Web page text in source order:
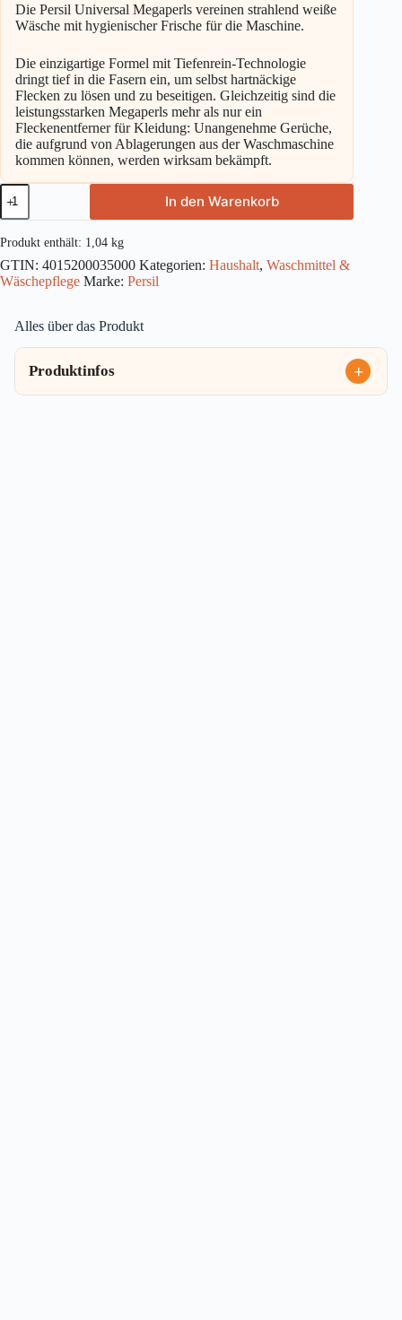
Die Persil Universal Megaperls vereinen strahlend weiße
Wäsche mit hygienischer Frische für die Maschine.
Die einzigartige Formel mit Tiefenrein-Technologie
dringt tief in die Fasern ein, um selbst hartnäckige
Flecken zu lösen und zu beseitigen. Gleichzeitig sind die
leistungsstarken Megaperls mehr als nur ein
Fleckenentferner für Kleidung: Unangenehme Gerüche,
die aufgrund von Ablagerungen aus der Waschmaschine
kommen können, werden wirksam bekämpft.
Persil
Universal
Megaperls
16WL
1,04kg
Menge
In den Warenkorb
Produkt enthält: 1,04 kg
GTIN: 4015200035000 Kategorien: Haushalt, Waschmittel &
Wäschepflege Marke: Persil
Alles über das Produkt
Produktinfos